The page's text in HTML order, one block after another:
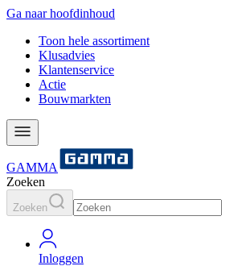
Ga naar hoofdinhoud
Toon hele assortiment
Klusadvies
Klantenservice
Actie
Bouwmarkten
GAMMA
Zoeken
Zoeken
Inloggen